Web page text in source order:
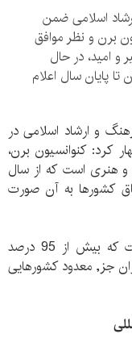
اسلامی ضمن
برن و نظر موافق
و امید، در حال
تا پایان سال اعلام
و ارشاد اسلامی در
کرد: کنوانسیون برن،
و هنری است که از سال
کشورها به آن صورت
وی افزود: تا امروز با صراحت می‌توان گفت که بیش از 95 درصد
جز, معدود کشورهایی